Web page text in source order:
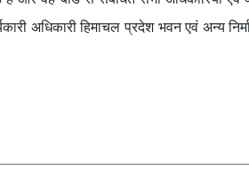
अधिकारी हिमाचल प्रदेश भवन एवं अन्य